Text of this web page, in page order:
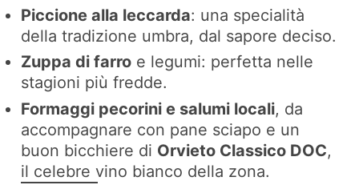
Piccione alla leccarda: una specialità
della tradizione umbra, dal sapore deciso.
Zuppa di farro e legumi: perfetta nelle
stagioni più fredde.
Formaggi pecorini e salumi locali, da
accompagnare con pane sciapo e un
buon bicchiere di Orvieto Classico DOC,
il celebre vino bianco della zona.